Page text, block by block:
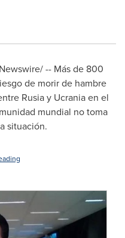
-- Más de 800
de morir de hambre
Rusia y Ucrania en el
mundial no toma
situación.